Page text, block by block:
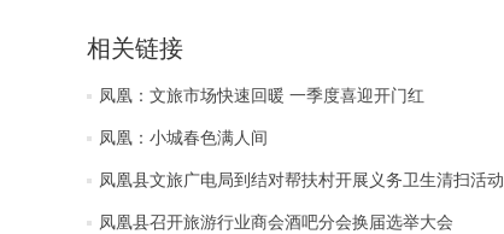
相关链接
凤凰：文旅市场快速回暖 一季度喜迎开门红
凤凰：小城春色满人间
凤凰县文旅广电局到结对帮扶村开展义务卫生清扫活动
凤凰县召开旅游行业商会酒吧分会换届选举大会